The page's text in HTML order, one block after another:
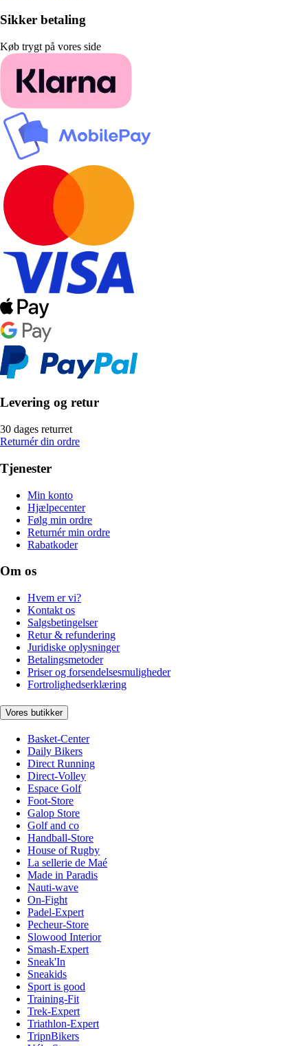
Sikker betaling
Køb trygt på vores side
Levering og retur
30 dages returret
Returnér din ordre
Tjenester
Min konto
Hjælpecenter
Følg min ordre
Returnér min ordre
Rabatkoder
Om os
Hvem er vi?
Kontakt os
Salgsbetingelser
Retur & refundering
Juridiske oplysninger
Betalingsmetoder
Priser og forsendelsesmuligheder
Fortrolighedserklæring
Vores butikker
Basket-Center
Daily Bikers
Direct Running
Direct-Volley
Espace Golf
Foot-Store
Galop Store
Golf and co
Handball-Store
House of Rugby
La sellerie de Maé
Made in Paradis
Nauti-wave
On-Fight
Padel-Expert
Pecheur-Store
Slowood Interior
Smash-Expert
Sneak'In
Sneakids
Sport is good
Training-Fit
Trek-Expert
Triathlon-Expert
TripnBikers